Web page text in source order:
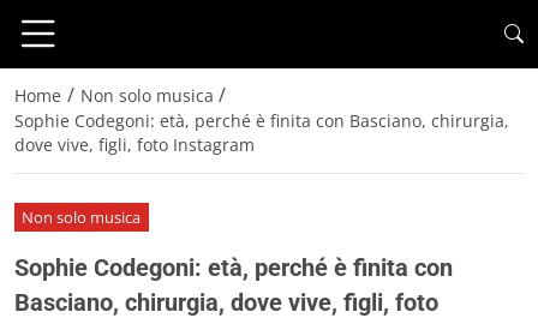
Home / Non solo musica /
Sophie Codegoni: età, perché è finita con Basciano, chirurgia,
dove vive, figli, foto Instagram
Non solo musica
Sophie Codegoni: età, perché è finita con
Basciano, chirurgia, dove vive, figli, foto